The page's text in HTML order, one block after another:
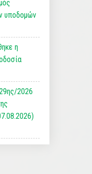
υποδομών
η
2026